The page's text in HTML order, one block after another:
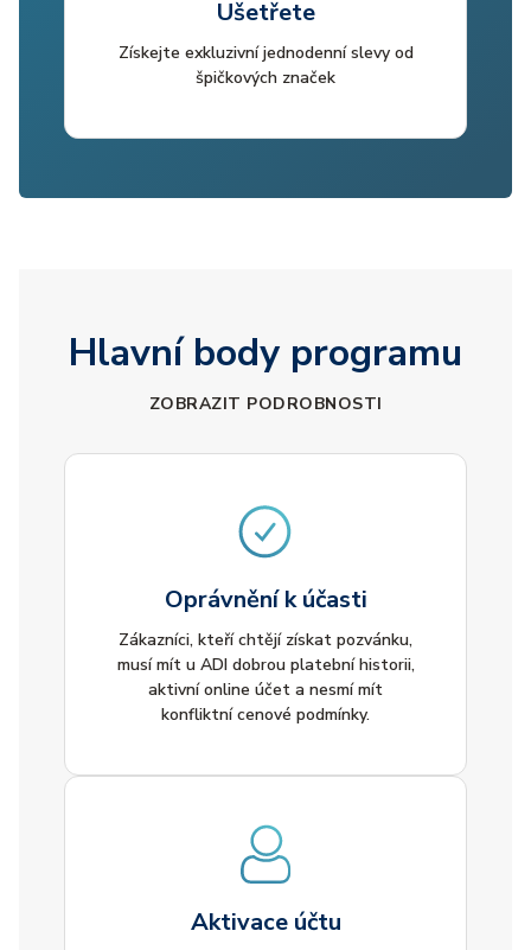
Ušetřete
Získejte exkluzivní jednodenní slevy od
špičkových značek
Hlavní body programu
ZOBRAZIT PODROBNOSTI
Oprávnění k účasti
Zákazníci, kteří chtějí získat pozvánku,
musí mít u ADI dobrou platební historii,
aktivní online účet a nesmí mít
konfliktní cenové podmínky.
Aktivace účtu